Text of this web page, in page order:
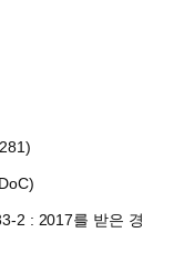
2 : 2017를 받은 경